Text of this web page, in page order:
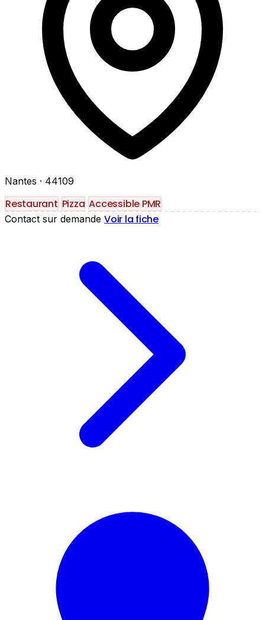
Nantes · 44109
Restaurant Pizza Accessible PMR
Contact sur demande Voir la fiche